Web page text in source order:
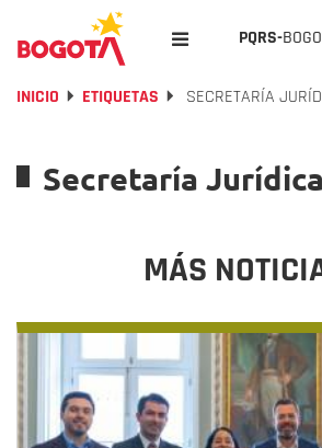
PQRS-
INICIO ETIQUETAS SECRETARÍA
Secretaría
MÁS